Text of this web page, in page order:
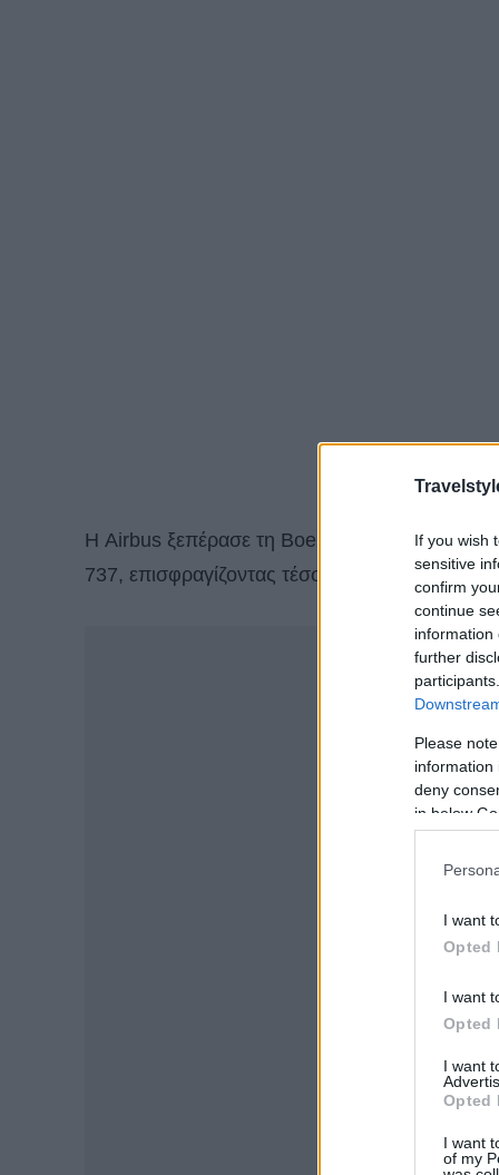
If you wish
sensitive
confirm
continue
information
further
Please
information
deny
in below
I want
Opted
I want
Opted
I want
Opted
I want
of my
Η Airbus ξεπέρασε τη Boeing – Η ευρωπαϊκή
737, επισφραγίζοντας τέσσερις δεκαετίες
-